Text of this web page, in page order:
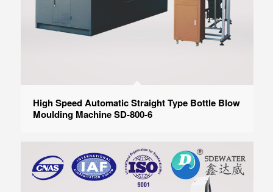
High Speed Automatic Straight Type Bottle Blow
Moulding Machine SD-800-6